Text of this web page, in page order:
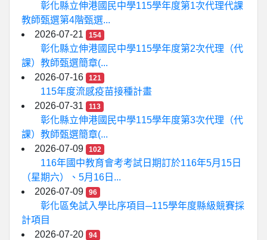
彰化縣立伸港國民中學115學年度第1次代理代課
教師甄選第4階甄選...
2026-07-21
154
彰化縣立伸港國民中學115學年度第2次代理（代
課）教師甄選簡章(...
2026-07-16
121
115年度流感疫苗接種計畫
2026-07-31
113
彰化縣立伸港國民中學115學年度第3次代理（代
課）教師甄選簡章(...
2026-07-09
102
116年國中教育會考考試日期訂於116年5月15日
（星期六）、5月16日...
2026-07-09
96
彰化區免試入學比序項目─115學年度縣級競賽採
計項目
2026-07-20
94